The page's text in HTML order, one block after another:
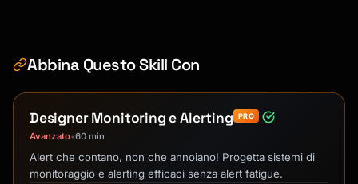
Abbina Questo Skill Con
Designer Monitoring e Alerting PRO
Avanzato•60 min
Alert che contano, non che annoiano! Progetta sistemi di
monitoraggio e alerting efficaci senza alert fatigue.